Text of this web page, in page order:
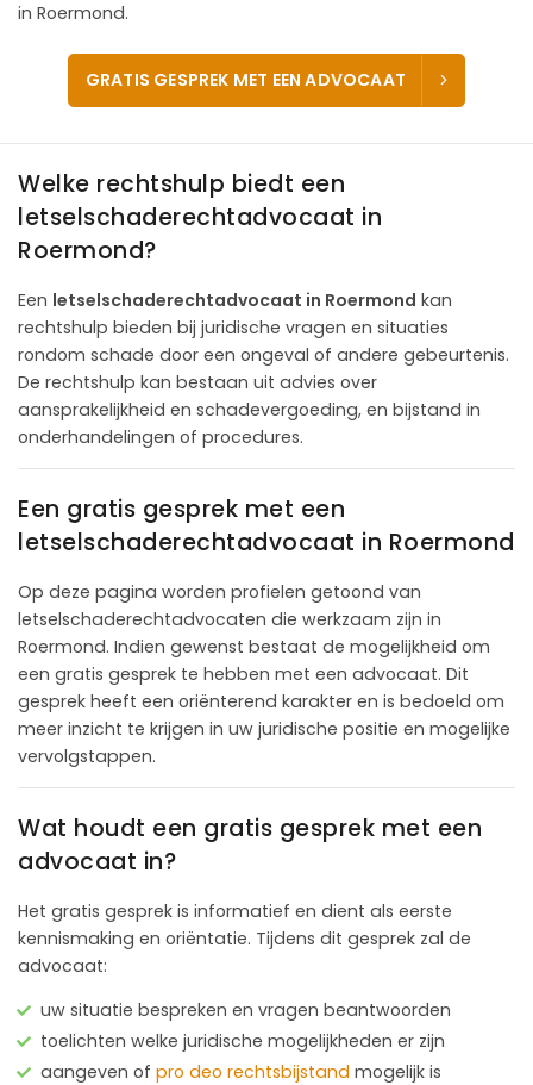
in Roermond.
GRATIS GESPREK MET EEN ADVOCAAT
Welke rechtshulp biedt een
letselschaderechtadvocaat in
Roermond?
Een letselschaderechtadvocaat in Roermond kan
rechtshulp bieden bij juridische vragen en situaties
rondom schade door een ongeval of andere gebeurtenis.
De rechtshulp kan bestaan uit advies over
aansprakelijkheid en schadevergoeding, en bijstand in
onderhandelingen of procedures.
Een gratis gesprek met een
letselschaderechtadvocaat in Roermond
Op deze pagina worden profielen getoond van
letselschaderechtadvocaten die werkzaam zijn in
Roermond. Indien gewenst bestaat de mogelijkheid om
een gratis gesprek te hebben met een advocaat. Dit
gesprek heeft een oriënterend karakter en is bedoeld om
meer inzicht te krijgen in uw juridische positie en mogelijke
vervolgstappen.
Wat houdt een gratis gesprek met een
advocaat in?
Het gratis gesprek is informatief en dient als eerste
kennismaking en oriëntatie. Tijdens dit gesprek zal de
advocaat:
uw situatie bespreken en vragen beantwoorden
toelichten welke juridische mogelijkheden er zijn
aangeven of pro deo rechtsbijstand mogelijk is